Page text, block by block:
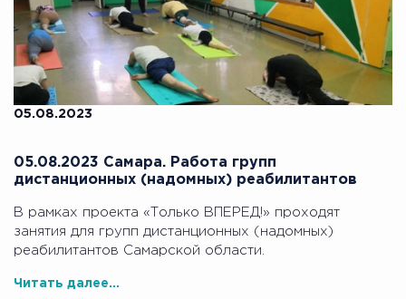
05.08.2023
05.08.2023 Самара. Работа групп
дистанционных (надомных) реабилитантов
В рамках проекта «Только ВПЕРЕД!» проходят
занятия для групп дистанционных (надомных)
реабилитантов Самарской области.
Читать далее...